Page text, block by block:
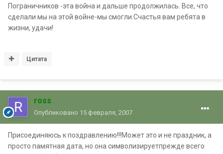
Пограничников -эта война и дальше продолжилась. Все, что
сделали мы на этой войне-мы смогли.Счастья вам ребята в
жизни, удачи!
Цитата
ross
Опубликовано 15 февраля, 2007
Присоединяюсь к поздравлению!!!Может это и не праздник, а
просто памятная дата, но она символизируетпрежде всего